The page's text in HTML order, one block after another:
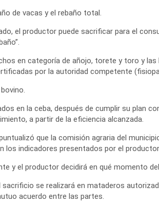
de vacas y el rebaño total.
el productor puede sacrificar para el
en categoría de añojo, torete y toro y
por la autoridad competente
en la ceba, después de cumplir su plan
a partir de la eficiencia alcanzada.
que la comisión agraria del
los indicadores presentados por el
y el productor decidirá en qué momento
se realizará en mataderos
acuerdo entre las partes.